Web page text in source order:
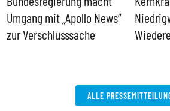
Umgang mit „Apollo News“
zur Verschlusssache
ALLE